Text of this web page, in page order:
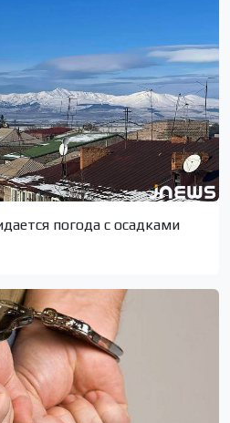
погода с осадками